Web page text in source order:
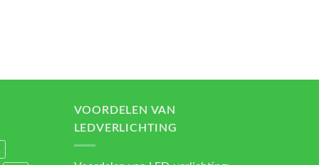
VOORDELEN VAN
LEDVERLICHTING